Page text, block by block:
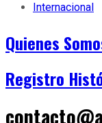
Internacional
Quienes
Registro